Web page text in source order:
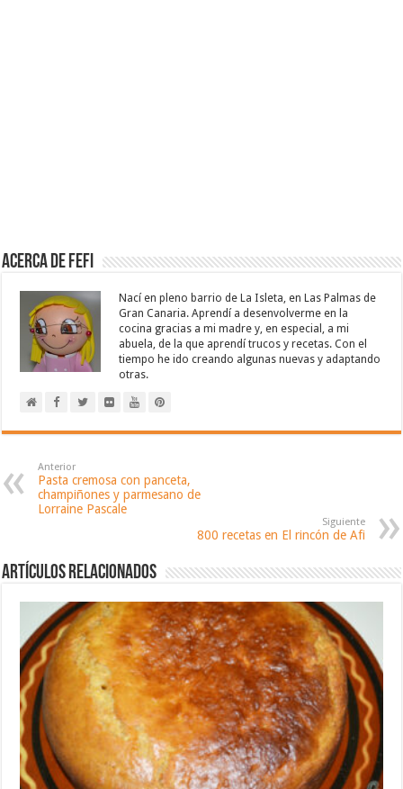
Acerca de Fefi
Nací en pleno barrio de La Isleta, en Las Palmas de
Gran Canaria. Aprendí a desenvolverme en la
cocina gracias a mi madre y, en especial, a mi
abuela, de la que aprendí trucos y recetas. Con el
tiempo he ido creando algunas nuevas y adaptando
otras.
Anterior
Pasta cremosa con panceta,
champiñones y parmesano de
Lorraine Pascale
Siguiente
800 recetas en El rincón de Afi
Artículos relacionados